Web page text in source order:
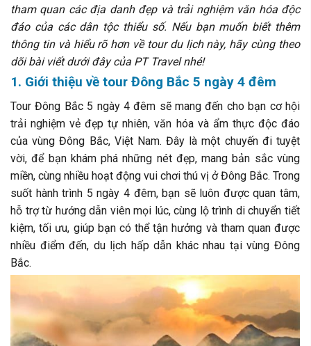
tham quan các địa danh đẹp và trải nghiệm văn hóa độc
đáo của các dân tộc thiểu số. Nếu bạn muốn biết thêm
thông tin và hiểu rõ hơn về tour du lịch này, hãy cùng theo
dõi bài viết dưới đây của PT Travel nhé!
1. Giới thiệu về tour Đông Bắc 5 ngày 4 đêm
Tour Đông Bắc 5 ngày 4 đêm sẽ mang đến cho bạn cơ hội
trải nghiệm vẻ đẹp tự nhiên, văn hóa và ẩm thực độc đáo
của vùng Đông Bắc, Việt Nam. Đây là một chuyến đi tuyệt
vời, để bạn khám phá những nét đẹp, mang bản sắc vùng
miền, cùng nhiều hoạt động vui chơi thú vị ở Đông Bắc. Trong
suốt hành trình 5 ngày 4 đêm, bạn sẽ luôn được quan tâm,
hỗ trợ từ hướng dẫn viên mọi lúc, cùng lộ trình di chuyển tiết
kiệm, tối ưu, giúp bạn có thể tận hưởng và tham quan được
nhiều điểm đến, du lịch hấp dẫn khác nhau tại vùng Đông
Bắc.